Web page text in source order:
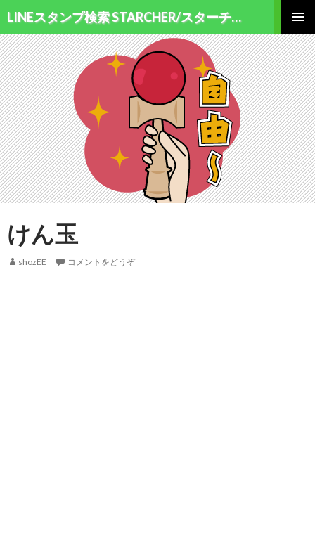
LINEスタンプ検索 STARCHER/スターチャー
メインメ
ニュー
けん玉
shozEE コメントをどうぞ